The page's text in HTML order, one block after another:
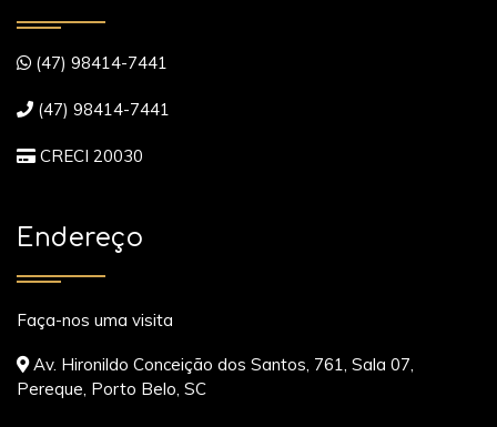
(47) 98414-7441
(47) 98414-7441
CRECI 20030
Endereço
Faça-nos uma visita
Av. Hironildo Conceição dos Santos, 761, Sala 07,
Pereque, Porto Belo, SC